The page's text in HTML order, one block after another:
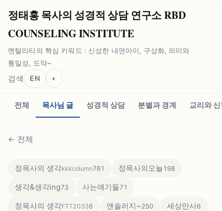
정태홍 목사의 성경적 상담 연구소 RBD
COUNSELING INSTITUTE
멘탈리티의 핵심 키워드 : 신성한 내면아이, 구상화, 의미와
통일성, 도약~
검색 EN ◐
전체 목사님 글 성경적 상담 분별과 경계 교리와
← 전체
정목사의 생각kkkcolumn761 정목사의오늘198
생각&생각ing73 사는얘기들71
정목사의 생각FTT20336 앤솔러지~250 세상만사6